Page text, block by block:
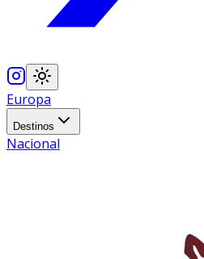
Europa
Destinos
Nacional